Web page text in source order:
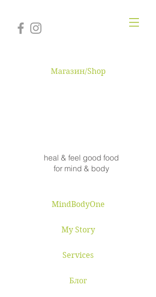
Магазин/Shop
heal & feel good food
for mind & body
MindBodyOne
My Story
Services
Блог